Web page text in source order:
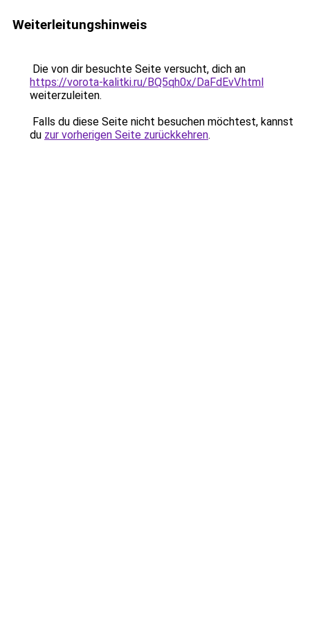
Weiterleitungshinweis
Die von dir besuchte Seite versucht, dich an
https://vorota-kalitki.ru/BQ5qh0x/DaFdEvV.html
weiterzuleiten.
Falls du diese Seite nicht besuchen möchtest, kannst
du zur vorherigen Seite zurückkehren.